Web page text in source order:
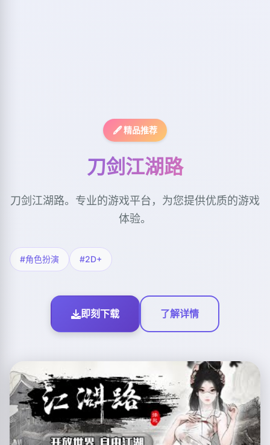
🖋️ 精品推荐
刀剑江湖路
刀剑江湖路。专业的游戏平台，为您提供优质的游戏
体验。
#角色扮演 #2D+
即刻下载 了解详情